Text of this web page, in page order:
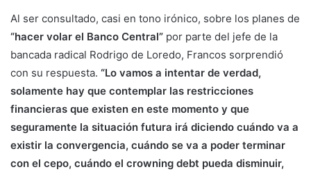
Al ser consultado, casi en tono irónico, sobre los planes de
“hacer volar el Banco Central” por parte del jefe de la
bancada radical Rodrigo de Loredo, Francos sorprendió
con su respuesta. “Lo vamos a intentar de verdad,
solamente hay que contemplar las restricciones
financieras que existen en este momento y que
seguramente la situación futura irá diciendo cuándo va a
existir la convergencia, cuándo se va a poder terminar
con el cepo, cuándo el crowning debt pueda disminuir,